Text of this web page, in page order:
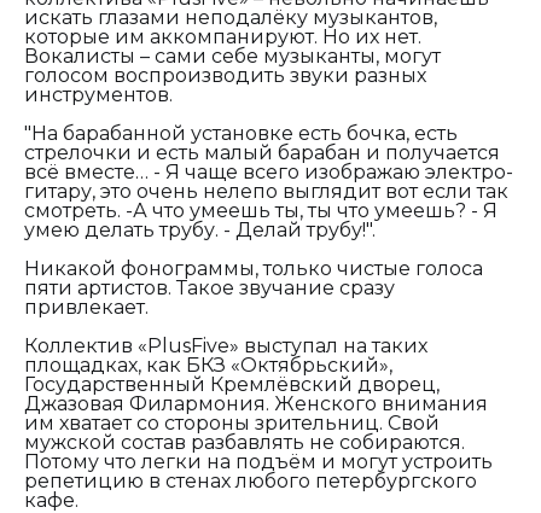
искать глазами неподалёку музыкантов,
которые им аккомпанируют. Но их нет.
Вокалисты – сами себе музыканты, могут
голосом воспроизводить звуки разных
инструментов.
"На барабанной установке есть бочка, есть
стрелочки и есть малый барабан и получается
всё вместе… - Я чаще всего изображаю электро-
гитару, это очень нелепо выглядит вот если так
смотреть. -А что умеешь ты, ты что умеешь? - Я
умею делать трубу. - Делай трубу!".
Никакой фонограммы, только чистые голоса
пяти артистов. Такое звучание сразу
привлекает.
Коллектив «PlusFive» выступал на таких
площадках, как БКЗ «Октябрьский»,
Государственный Кремлёвский дворец,
Джазовая Филармония. Женского внимания
им хватает со стороны зрительниц. Свой
мужской состав разбавлять не собираются.
Потому что легки на подъём и могут устроить
репетицию в стенах любого петербургского
кафе.